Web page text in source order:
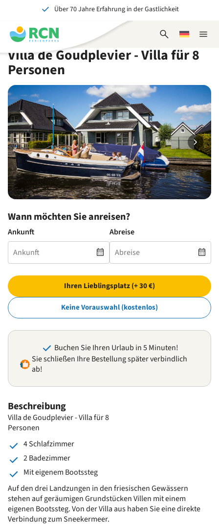
springen
springen
springen
springen
Über 70 Jahre Erfahrung in der Gastlichkeit
Ein tolles Erlebnis für Jung und Alt
Suchformular
Wählen
eine
Villa de Goudplevier - Villa für 8
Personen
Beschreibung
Villa de Goudplevier - Villa für 8
Personen
4 Schlafzimmer
2 Badezimmer
Mit eigenem Bootssteg
Auf den drei Landzungen in den friesischen Gewässern
stehen auf geräumigen Grundstücken Villen mit einem
eigenen Bootssteg. Von der Villa aus haben Sie eine direkte
Verbindung zum Sneekermeer.
Wann möchten Sie anreisen?
Ankunft Abreise
Ihren Lieblingsplatz (+ 30 €)
Keine Vorauswahl (kostenlos)
Buchen Sie Ihren Urlaub in 5 Minuten!
Sie schließen Ihre Bestellung später verbindlich
ab!